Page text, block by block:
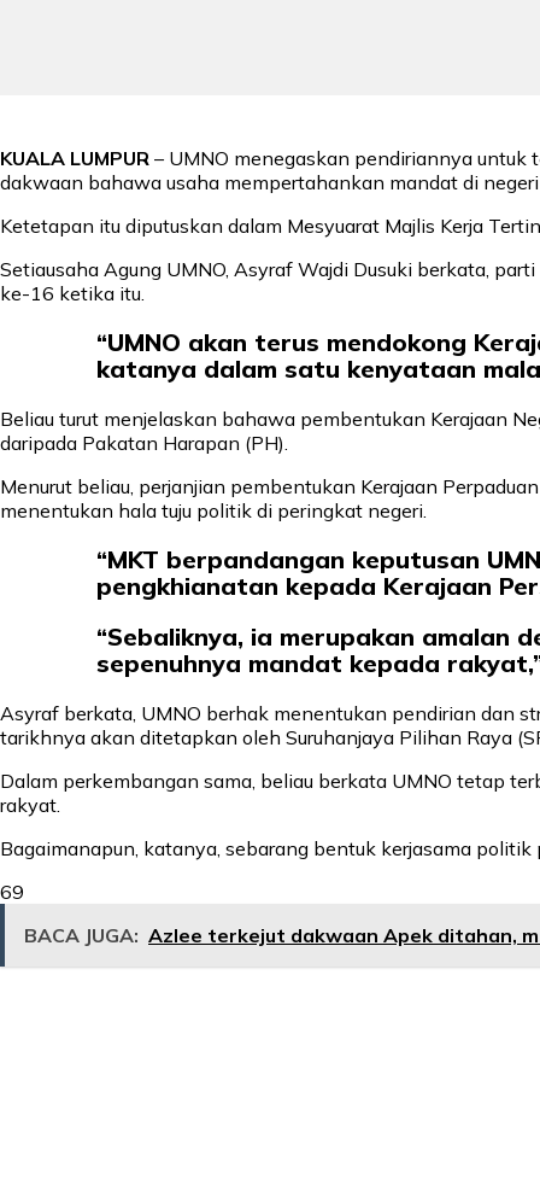
KUALA LUMPUR – UMNO menegaskan pendiriannya untuk
dakwaan bahawa usaha mempertahankan mandat di
Ketetapan itu diputuskan dalam Mesyuarat Majlis Kerja
Setiausaha Agung UMNO, Asyraf Wajdi Dusuki berkata,
ke-16 ketika itu.
“UMNO akan terus mendokong
katanya dalam satu kenyataan
Beliau turut menjelaskan bahawa pembentukan Kerajaan
daripada Pakatan Harapan (PH).
Menurut beliau, perjanjian pembentukan Kerajaan
menentukan hala tuju politik di peringkat negeri.
“MKT berpandangan keputusan
pengkhianatan kepada Kerajaan
“Sebaliknya, ia merupakan amalan
sepenuhnya mandat kepada
Asyraf berkata, UMNO berhak menentukan pendirian dan
tarikhnya akan ditetapkan oleh Suruhanjaya Pilihan Raya
Dalam perkembangan sama, beliau berkata UMNO tetap
rakyat.
Bagaimanapun, katanya, sebarang bentuk kerjasama
69
BACA JUGA: Azlee terkejut dakwaan Apek ditahan,